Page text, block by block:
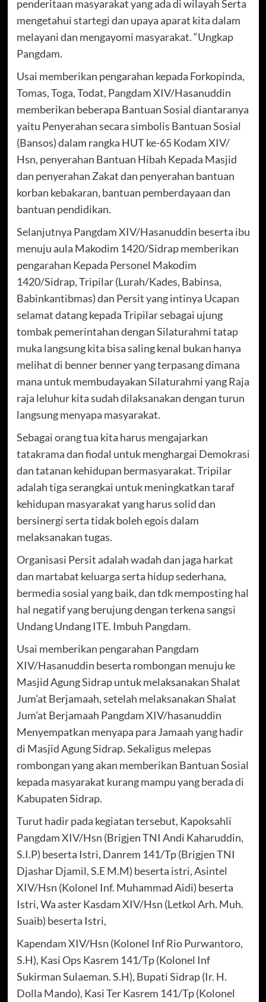
penderitaan masyarakat yang ada di wilayah Serta
mengetahui startegi dan upaya aparat kita dalam
melayani dan mengayomi masyarakat. “Ungkap
Pangdam.
Usai memberikan pengarahan kepada Forkopinda,
Tomas, Toga, Todat, Pangdam XIV/Hasanuddin
memberikan beberapa Bantuan Sosial diantaranya
yaitu Penyerahan secara simbolis Bantuan Sosial
(Bansos) dalam rangka HUT ke-65 Kodam XIV/
Hsn, penyerahan Bantuan Hibah Kepada Masjid
dan penyerahan Zakat dan penyerahan bantuan
korban kebakaran, bantuan pemberdayaan dan
bantuan pendidikan.
Selanjutnya Pangdam XIV/Hasanuddin beserta ibu
menuju aula Makodim 1420/Sidrap memberikan
pengarahan Kepada Personel Makodim
1420/Sidrap, Tripilar (Lurah/Kades, Babinsa,
Babinkantibmas) dan Persit yang intinya Ucapan
selamat datang kepada Tripilar sebagai ujung
tombak pemerintahan dengan Silaturahmi tatap
muka langsung kita bisa saling kenal bukan hanya
melihat di benner benner yang terpasang dimana
mana untuk membudayakan Silaturahmi yang Raja
raja leluhur kita sudah dilaksanakan dengan turun
langsung menyapa masyarakat.
Sebagai orang tua kita harus mengajarkan
tatakrama dan fiodal untuk menghargai Demokrasi
dan tatanan kehidupan bermasyarakat. Tripilar
adalah tiga serangkai untuk meningkatkan taraf
kehidupan masyarakat yang harus solid dan
bersinergi serta tidak boleh egois dalam
melaksanakan tugas.
Organisasi Persit adalah wadah dan jaga harkat
dan martabat keluarga serta hidup sederhana,
bermedia sosial yang baik, dan tdk memposting hal
hal negatif yang berujung dengan terkena sangsi
Undang Undang ITE. Imbuh Pangdam.
Usai memberikan pengarahan Pangdam
XIV/Hasanuddin beserta rombongan menuju ke
Masjid Agung Sidrap untuk melaksanakan Shalat
Jum’at Berjamaah, setelah melaksanakan Shalat
Jum’at Berjamaah Pangdam XIV/hasanuddin
Menyempatkan menyapa para Jamaah yang hadir
di Masjid Agung Sidrap. Sekaligus melepas
rombongan yang akan memberikan Bantuan Sosial
kepada masyarakat kurang mampu yang berada di
Kabupaten Sidrap.
Turut hadir pada kegiatan tersebut, Kapoksahli
Pangdam XIV/Hsn (Brigjen TNI Andi Kaharuddin,
S.I.P) beserta Istri, Danrem 141/Tp (Brigjen TNI
Djashar Djamil, S.E M.M) beserta istri, Asintel
XIV/Hsn (Kolonel Inf. Muhammad Aidi) beserta
Istri, Wa aster Kasdam XIV/Hsn (Letkol Arh. Muh.
Suaib) beserta Istri,
Kapendam XIV/Hsn (Kolonel Inf Rio Purwantoro,
S.H), Kasi Ops Kasrem 141/Tp (Kolonel Inf
Sukirman Sulaeman. S.H), Bupati Sidrap (Ir. H.
Dolla Mando), Kasi Ter Kasrem 141/Tp (Kolonel